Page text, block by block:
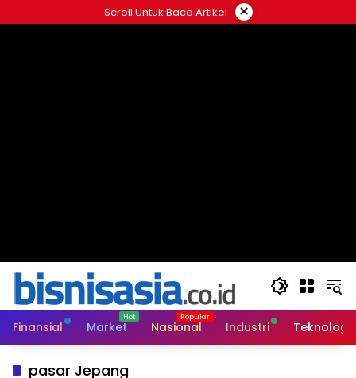
ke
Scroll Untuk Baca Artikel ×
Finansial Market Nasional Industri Teknologi
pasar Jepang